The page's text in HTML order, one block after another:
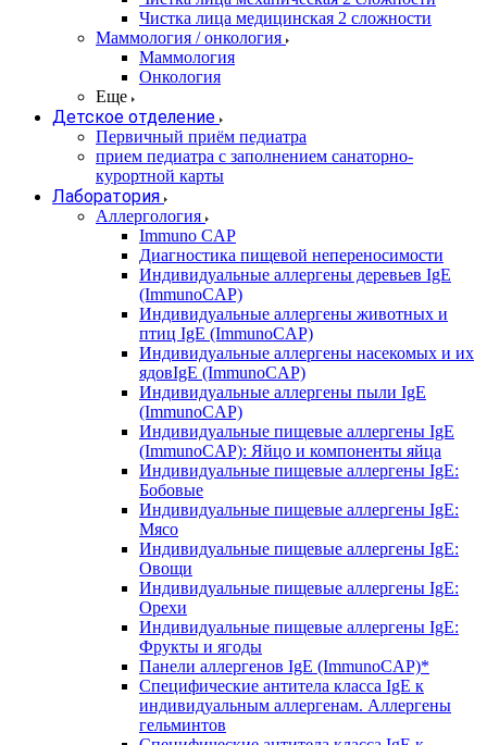
Чистка лица медицинская 2 сложности
Маммология / онкология
Маммология
Онкология
Еще
Детское отделение
Первичный приём педиатра
прием педиатра с заполнением санаторно-
курортной карты
Лаборатория
Аллергология
Immuno CAP
Диагностика пищевой непереносимости
Индивидуальные аллергены деревьев IgE
(ImmunoCAP)
Индивидуальные аллергены животных и
птиц IgE (ImmunoCAP)
Индивидуальные аллергены насекомых и их
ядовIgE (ImmunoCAP)
Индивидуальные аллергены пыли IgE
(ImmunoCAP)
Индивидуальные пищевые аллергены IgE
(ImmunoCAP): Яйцо и компоненты яйца
Индивидуальные пищевые аллергены IgE:
Бобовые
Индивидуальные пищевые аллергены IgE:
Мясо
Индивидуальные пищевые аллергены IgE:
Овощи
Индивидуальные пищевые аллергены IgE:
Орехи
Индивидуальные пищевые аллергены IgE:
Фрукты и ягоды
Панели аллергенов IgE (ImmunoCAP)*
Специфические антитела класса IgE к
индивидуальным аллергенам. Аллергены
гельминтов